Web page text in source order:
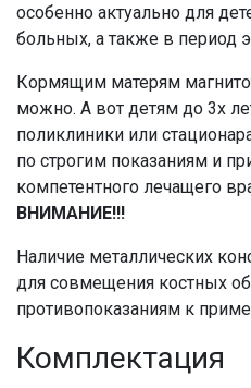
особенно актуально для
больных, а также в период
Кормящим матерям
можно. А вот детям до 3х
поликлиники или
по строгим показаниям и
компетентного лечащего
ВНИМАНИЕ!!!
Наличие металлических
для совмещения костных
противопоказаниям к
Комплектация